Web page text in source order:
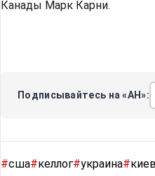
Канады Марк Карни.
Подписывайтесь на «АН»:
#сша#келлог#украина#киев